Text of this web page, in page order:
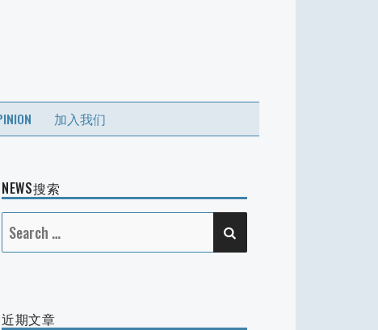
加入我们
NEWS搜索
Search
for:
近期文章